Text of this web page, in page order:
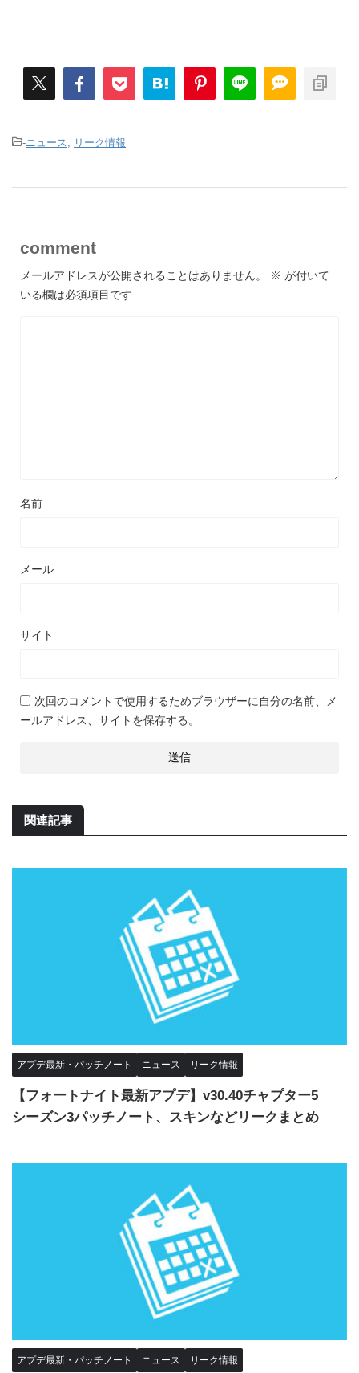
-ニュース, リーク情報
comment
メールアドレスが公開されることはありません。 ※ が付いて
いる欄は必須項目です
名前
メール
サイト
次回のコメントで使用するためブラウザーに自分の名前、メ
ールアドレス、サイトを保存する。
関連記事
アプデ最新・パッチノート ニュース リーク情報
【フォートナイト最新アプデ】v30.40チャプター5
シーズン3パッチノート、スキンなどリークまとめ
アプデ最新・パッチノート ニュース リーク情報